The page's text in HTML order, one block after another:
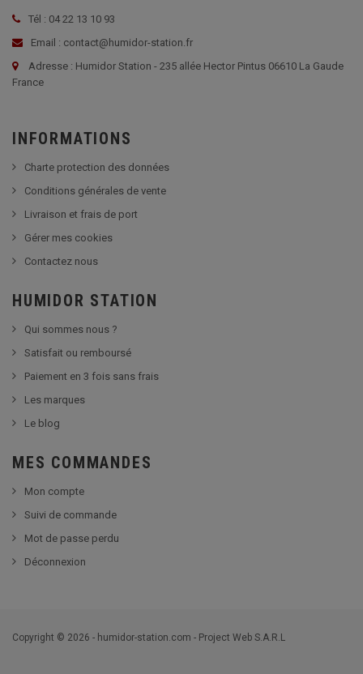
Tél : 04 22 13 10 93
Email : contact@humidor-station.fr
Adresse : Humidor Station - 235 allée Hector Pintus 06610 La Gaude
France
INFORMATIONS
Charte protection des données
Conditions générales de vente
Livraison et frais de port
Gérer mes cookies
Contactez nous
HUMIDOR STATION
Qui sommes nous ?
Satisfait ou remboursé
Paiement en 3 fois sans frais
Les marques
Le blog
MES COMMANDES
Mon compte
Suivi de commande
Mot de passe perdu
Déconnexion
Copyright © 2026 - humidor-station.com - Project Web S.A.R.L